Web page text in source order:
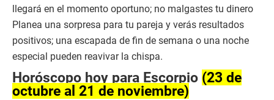
llegará en el momento oportuno; no malgastes tu dinero
Planea una sorpresa para tu pareja y verás resultados
positivos; una escapada de fin de semana o una noche
especial pueden reavivar la chispa.
Horóscopo hoy para Escorpio (23 de
octubre al 21 de noviembre)